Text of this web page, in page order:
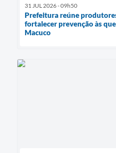
31 JUL 2026 - 09h50
Prefeitura reúne
fortalecer prevenção às
Macuco